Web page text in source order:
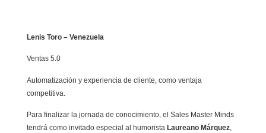
Lenis Toro – Venezuela
Ventas 5.0
Automatización y experiencia de cliente, como ventaja
competitiva.
Para finalizar la jornada de conocimiento, el Sales Master Minds
tendrá como invitado especial al humorista Laureano Márquez,